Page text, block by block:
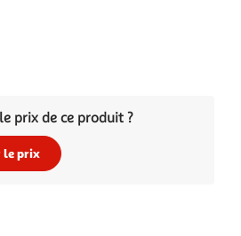
prix de ce produit ?
le prix